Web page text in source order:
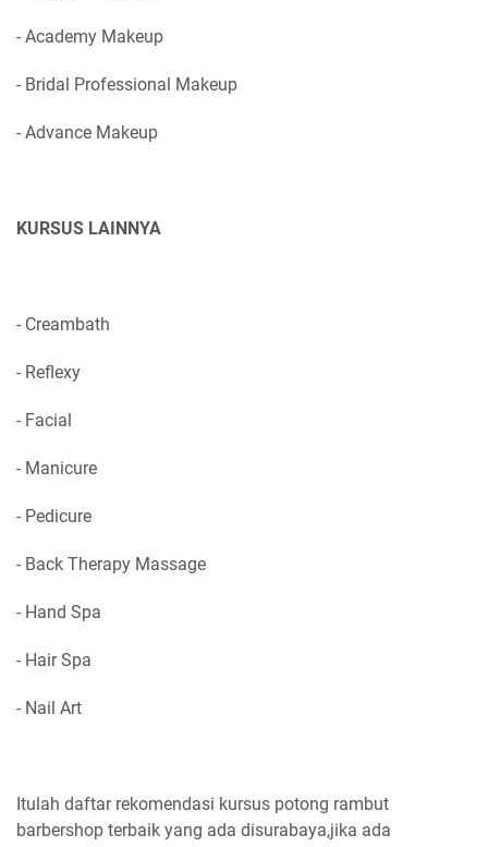
- Academy Makeup
- Bridal Professional Makeup
- Advance Makeup
KURSUS LAINNYA
- Creambath
- Reflexy
- Facial
- Manicure
- Pedicure
- Back Therapy Massage
- Hand Spa
- Hair Spa
- Nail Art
Itulah daftar rekomendasi kursus potong rambut
barbershop terbaik yang ada disurabaya,jika ada